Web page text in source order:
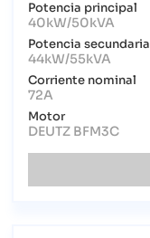
Potencia principal
40kW/50kVA
Potencia secundaria
44kW/55kVA
Corriente nominal
72A
Motor
DEUTZ BFM3C